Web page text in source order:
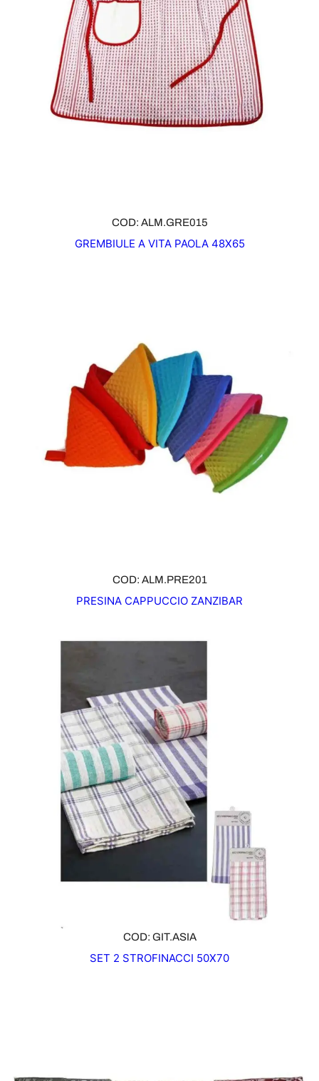
COD: ALM.GRE015
GREMBIULE A VITA PAOLA 48X65
COD: ALM.PRE201
PRESINA CAPPUCCIO ZANZIBAR
COD: GIT.ASIA
SET 2 STROFINACCI 50X70